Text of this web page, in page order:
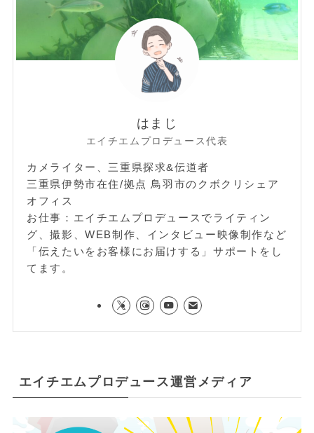
はまじ
エイチエムプロデュース代表
カメライター、三重県探求&伝道者
三重県伊勢市在住/拠点 鳥羽市のクボクリシェア
オフィス
お仕事：エイチエムプロデュースでライティン
グ、撮影、WEB制作、インタビュー映像制作など
「伝えたいをお客様にお届けする」サポートをし
てます。
エイチエムプロデュース運営メディア